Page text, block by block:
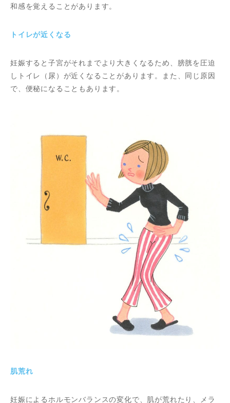
和感を覚えることがあります。
トイレが近くなる
妊娠すると子宮がそれまでより大きくなるため、膀胱を圧迫
しトイレ（尿）が近くなることがあります。また、同じ原因
で、便秘になることもあります。
肌荒れ
妊娠によるホルモンバランスの変化で、肌が荒れたり、メラ